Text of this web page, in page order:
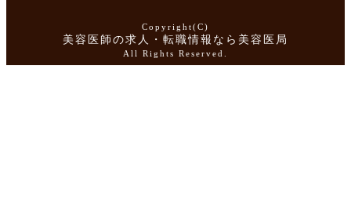
Copyright(C)
美容医師の求人・転職情報なら美容医局
All Rights Reserved.